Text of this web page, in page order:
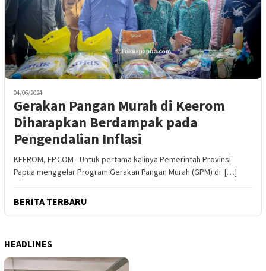
04/06/2024
Gerakan Pangan Murah di Keerom
Diharapkan Berdampak pada
Pengendalian Inflasi
KEEROM, FP.COM - Untuk pertama kalinya Pemerintah Provinsi
Papua menggelar Program Gerakan Pangan Murah (GPM) di […]
BERITA TERBARU
HEADLINES